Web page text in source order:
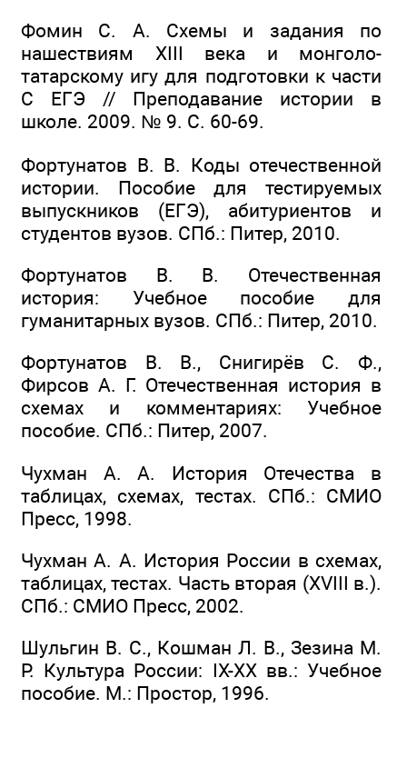
Фомин С. А. Схемы и задания по
нашествиям XIII века и монголо-
татарскому игу для подготовки к части
С ЕГЭ // Преподавание истории в
школе. 2009. № 9. С. 60-69.
Фортунатов В. В. Коды отечественной
истории. Пособие для тестируемых
выпускников (ЕГЭ), абитуриентов и
студентов вузов. СПб.: Питер, 2010.
Фортунатов В. В. Отечественная
история: Учебное пособие для
гуманитарных вузов. СПб.: Питер, 2010.
Фортунатов В. В., Снигирёв С. Ф.,
Фирсов А. Г. Отечественная история в
схемах и комментариях: Учебное
пособие. СПб.: Питер, 2007.
Чухман А. А. История Отечества в
таблицах, схемах, тестах. СПб.: СМИО
Пресс, 1998.
Чухман А. А. История России в схемах,
таблицах, тестах. Часть вторая (XVIII в.).
СПб.: СМИО Пресс, 2002.
Шульгин В. С., Кошман Л. В., Зезина М.
Р. Культура России: IX-XX вв.: Учебное
пособие. М.: Простор, 1996.